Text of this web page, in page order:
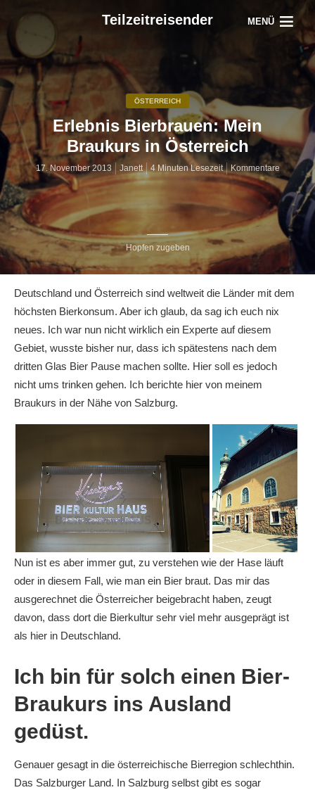
Teilzeitreisender MENÜ
Hopfen zugeben
ÖSTERREICH
Erlebnis Bierbrauen: Mein
Braukurs in Österreich
17. November 2013 Janett 4 Minuten Lesezeit Kommentare
Deutschland und Österreich sind weltweit die Länder mit dem
höchsten Bierkonsum. Aber ich glaub, da sag ich euch nix
neues. Ich war nun nicht wirklich ein Experte auf diesem
Gebiet, wusste bisher nur, dass ich spätestens nach dem
dritten Glas Bier Pause machen sollte. Hier soll es jedoch
nicht ums trinken gehen. Ich berichte hier von meinem
Braukurs in der Nähe von Salzburg.
Nun ist es aber immer gut, zu verstehen wie der Hase läuft
oder in diesem Fall, wie man ein Bier braut. Das mir das
ausgerechnet die Österreicher beigebracht haben, zeugt
davon, dass dort die Bierkultur sehr viel mehr ausgeprägt ist
als hier in Deutschland.
Ich bin für solch einen Bier-
Braukurs ins Ausland
gedüst.
Genauer gesagt in die österreichische Bierregion schlechthin.
Das Salzburger Land. In Salzburg selbst gibt es sogar